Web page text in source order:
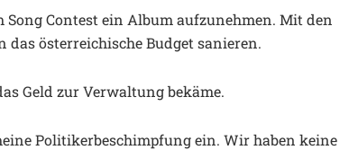
Song Contest ein Album aufzunehmen. Mit den
österreichische Budget sanieren.
Geld zur Verwaltung bekäme.
Politikerbeschimpfung ein. Wir haben keine